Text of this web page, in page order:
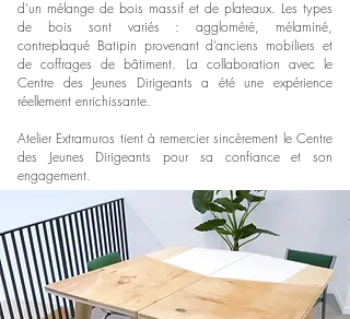
d’un mélange de bois massif et de plateaux. Les types
de bois sont variés : aggloméré, mélaminé,
contreplaqué Batipin provenant d’anciens mobiliers et
de coffrages de bâtiment. La collaboration avec le
Centre des Jeunes Dirigeants a été une expérience
réellement enrichissante.
Atelier Extramuros tient à remercier sincèrement le Centre
des Jeunes Dirigeants pour sa confiance et son
engagement.